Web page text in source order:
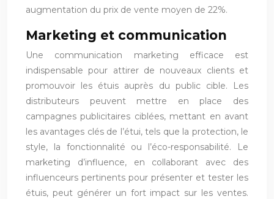
augmentation du prix de vente moyen de 22%.
Marketing et communication
Une communication marketing efficace est
indispensable pour attirer de nouveaux clients et
promouvoir les étuis auprès du public cible. Les
distributeurs peuvent mettre en place des
campagnes publicitaires ciblées, mettant en avant
les avantages clés de l’étui, tels que la protection, le
style, la fonctionnalité ou l’éco-responsabilité. Le
marketing d’influence, en collaborant avec des
influenceurs pertinents pour présenter et tester les
étuis, peut générer un fort impact sur les ventes.